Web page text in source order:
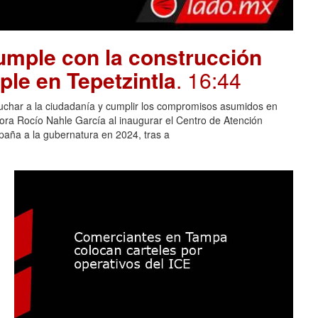
con la construcción
en Tepetzintla. 16:44
a la ciudadanía y cumplir los compromisos asumidos en
Rocío Nahle García al inaugurar el Centro de Atención
a la gubernatura en 2024, tras a